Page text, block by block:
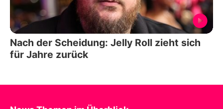
Nach der Scheidung: Jelly Roll zieht sich
für Jahre zurück